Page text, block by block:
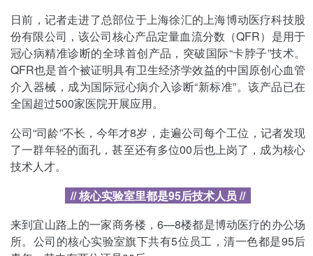
日前，记者走进了总部位于上海徐汇的上海博动医疗科技股
份有限公司，该公司核心产品定量血流分数（QFR）是用于
冠心病精准诊断的全球首创产品，突破国际“卡脖子”技术。
QFR也是首个被证明具有卫生经济学效益的中国原创心血管
介入器械，成为国际冠心病介入诊断“新标准”。该产品已在
全国超过500家医院开展应用。
公司“司龄”不长，今年才8岁，走遍公司每个工位，记者发现
了一群年轻的面孔，甚至还有多位00后也上岗了，成为核心
技术人才。
// 核心实验室里都是95后技术人员 //
来到宜山路上的一家商务楼，6—8楼都是博动医疗的办公场
所。公司的核心实验室旗下共有5位员工，清一色都是95后